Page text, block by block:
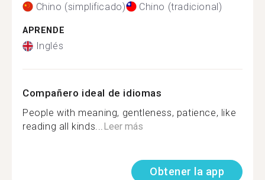
Chino (simplificado) Chino (tradicional)
APRENDE
Inglés
Compañero ideal de idiomas
People with meaning, gentleness, patience, like
reading all kinds...Leer más
Obtener la app